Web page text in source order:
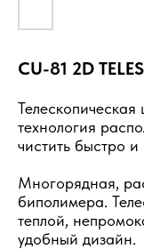
CU-81 2D
технология
чистить быстро
Многорядная,
биполимера.
теплой,
удобный дизайн.